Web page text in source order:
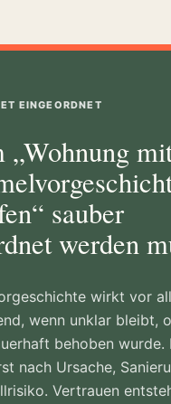
EINGEORDNET
„Wohnung
sauber
werden
wirkt vor
wenn unklar bleibt,
behoben wurde.
nach Ursache,
Vertrauen